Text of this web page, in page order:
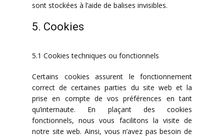
sont stockées à l’aide de balises invisibles.
5. Cookies
5.1 Cookies techniques ou fonctionnels
Certains cookies assurent le fonctionnement
correct de certaines parties du site web et la
prise en compte de vos préférences en tant
qu’internaute. En plaçant des cookies
fonctionnels, nous vous facilitons la visite de
notre site web. Ainsi, vous n’avez pas besoin de